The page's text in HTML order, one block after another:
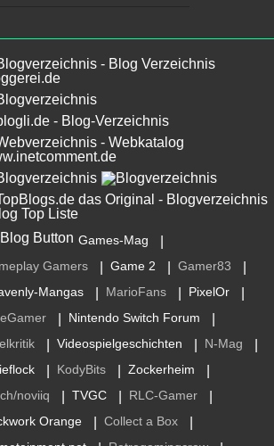
Games-Mag
Gamers Game 2 Gamer83
Mangas MarioFans PixelOr
Nintendo Switch Forum
Videospielgeschichten N-Mag
KodyBits Zockerheim
noviiq TVGC RLC-Gamer
Orange Collect a Box